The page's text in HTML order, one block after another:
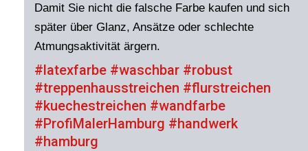
Damit Sie nicht die falsche Farbe kaufen und sich
später über Glanz, Ansätze oder schlechte
Atmungsaktivität ärgern.
#latexfarbe #waschbar #robust
#treppenhausstreichen #flurstreichen
#kuechestreichen #wandfarbe
#ProfiMalerHamburg #handwerk
#hamburg